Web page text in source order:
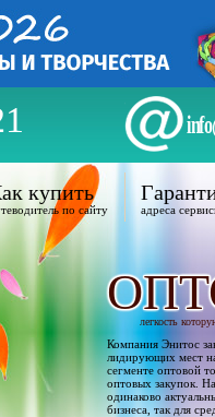
купить
по сайту адреса
легкость
Компания Энитос
лидирующих мест
сегменте оптовой
оптовых закупок.
одинаково
бизнеса, так для